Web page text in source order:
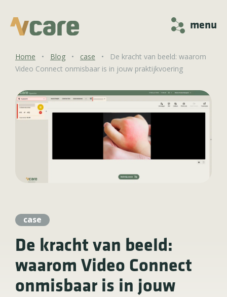
menu
Home • Blog • case •
De kracht van beeld: waarom
Video Connect onmisbaar is in jouw praktijkvoering
case
De kracht van beeld:
waarom Video Connect
onmisbaar is in jouw